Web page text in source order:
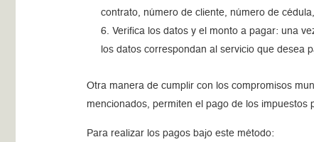
contrato, número de cliente, número de
Verifica los datos y el monto a pagar: una
los datos correspondan al servicio que desea
Otra manera de cumplir con los compromisos
mencionados, permiten el pago de los impuestos
Para realizar los pagos bajo este método: